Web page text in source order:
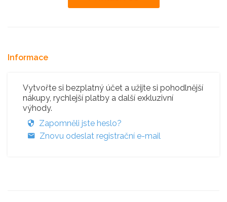
Informace
Vytvořte si bezplatný účet a užijte si pohodlnější
nákupy, rychlejší platby a další exkluzivní
výhody.
Zapomněli jste heslo?
Znovu odeslat registrační e-mail